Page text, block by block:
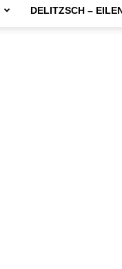
DELITZSCH –